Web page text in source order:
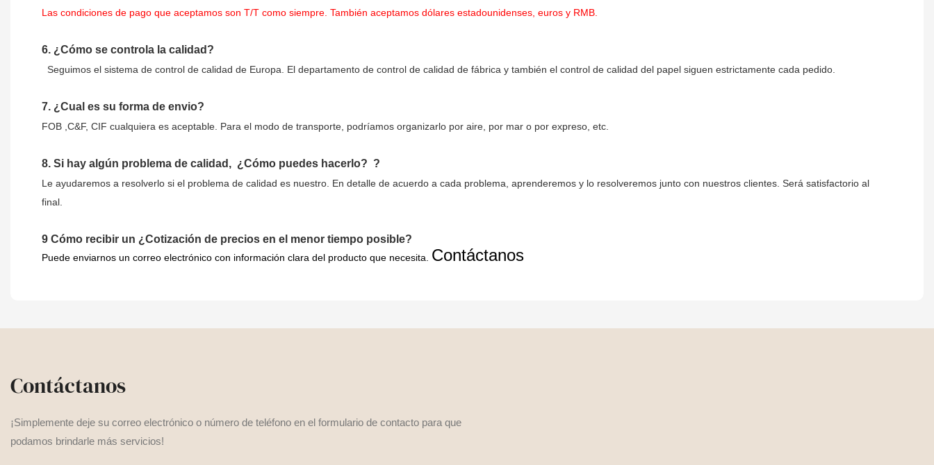
Las condiciones de pago que aceptamos son T/T como siempre. También aceptamos dólares estadounidenses, euros y RMB.
6. ¿Cómo se controla la calidad?
Seguimos el sistema de control de calidad de Europa. El departamento de control de calidad de fábrica y también el control de calidad del papel siguen estrictamente cada pedido.
7. ¿Cual es su forma de envio?
FOB ,C&F, CIF cualquiera es aceptable. Para el modo de transporte, podríamos organizarlo por aire, por mar o por expreso, etc.
8. Si hay algún problema de calidad, ¿Cómo puedes hacerlo? ?
Le ayudaremos a resolverlo si el problema de calidad es nuestro. En detalle de acuerdo a cada problema, aprenderemos y lo resolveremos junto con nuestros clientes. Será satisfactorio al
final.
9 Cómo recibir un ¿Cotización de precios en el menor tiempo posible?
Puede enviarnos un correo electrónico con información clara del producto que necesita. Contáctanos
Contáctanos
¡Simplemente deje su correo electrónico o número de teléfono en el formulario de contacto para que
podamos brindarle más servicios!